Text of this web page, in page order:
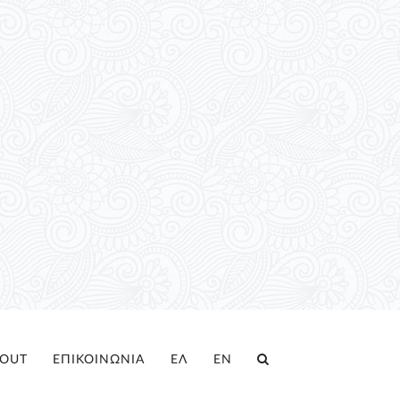
ΕΠΙΚΟΙΝΩΝΙΑ ΕΛ EN